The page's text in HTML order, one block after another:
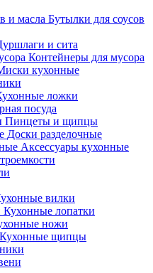
Бутылки для соусов
и сита
Контейнеры для мусора
кухонные
ложки
посуда
Пинцеты и щипцы
Доски разделочные
Аксессуары кухонные
вилки
Кухонные лопатки
ножи
Кухонные щипцы